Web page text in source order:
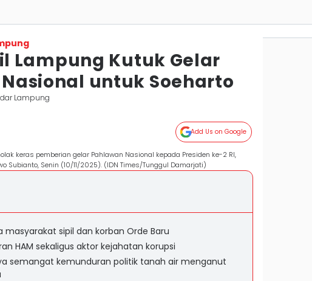
Lampung Kutuk Gelar
untuk Soeharto
Lampung
Add Us on Google
keras pemberian gelar Pahlawan Nasional kepada Presiden ke-2 RI,
Subianto, Senin (10/11/2025). (IDN Times/Tunggul Damarjati)
masyarakat sipil dan korban Orde Baru
HAM sekaligus aktor kejahatan korupsi
semangat kemunduran politik tanah air menganut